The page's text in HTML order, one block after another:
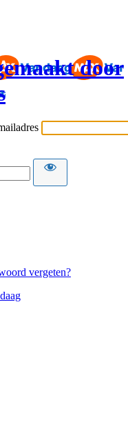
door
vergeten?